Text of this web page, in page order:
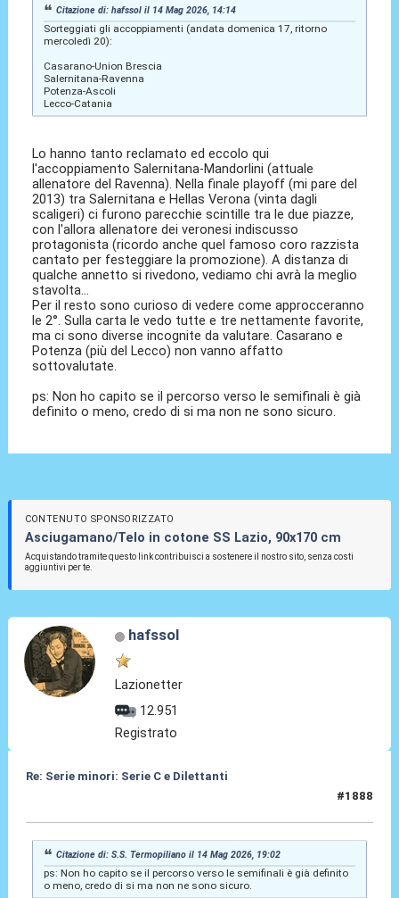
Citazione di: hafssol il 14 Mag 2026, 14:14
Sorteggiati gli accoppiamenti (andata domenica 17, ritorno
mercoledì 20):
Casarano-Union Brescia
Salernitana-Ravenna
Potenza-Ascoli
Lecco-Catania
Lo hanno tanto reclamato ed eccolo qui
l'accoppiamento Salernitana-Mandorlini (attuale
allenatore del Ravenna). Nella finale playoff (mi pare del
2013) tra Salernitana e Hellas Verona (vinta dagli
scaligeri) ci furono parecchie scintille tra le due piazze,
con l'allora allenatore dei veronesi indiscusso
protagonista (ricordo anche quel famoso coro razzista
cantato per festeggiare la promozione). A distanza di
qualche annetto si rivedono, vediamo chi avrà la meglio
stavolta...
Per il resto sono curioso di vedere come approcceranno
le 2°. Sulla carta le vedo tutte e tre nettamente favorite,
ma ci sono diverse incognite da valutare. Casarano e
Potenza (più del Lecco) non vanno affatto
sottovalutate.
ps: Non ho capito se il percorso verso le semifinali è già
definito o meno, credo di si ma non ne sono sicuro.
CONTENUTO SPONSORIZZATO
Asciugamano/Telo in cotone SS Lazio, 90x170 cm
Acquistando tramite questo link contribuisci a sostenere il nostro sito, senza costi
aggiuntivi per te.
hafssol
Lazionetter
12.951
Registrato
Re: Serie minori: Serie C e Dilettanti
#1888
Citazione di: S.S. Termopiliano il 14 Mag 2026, 19:02
ps: Non ho capito se il percorso verso le semifinali è già definito
o meno, credo di si ma non ne sono sicuro.